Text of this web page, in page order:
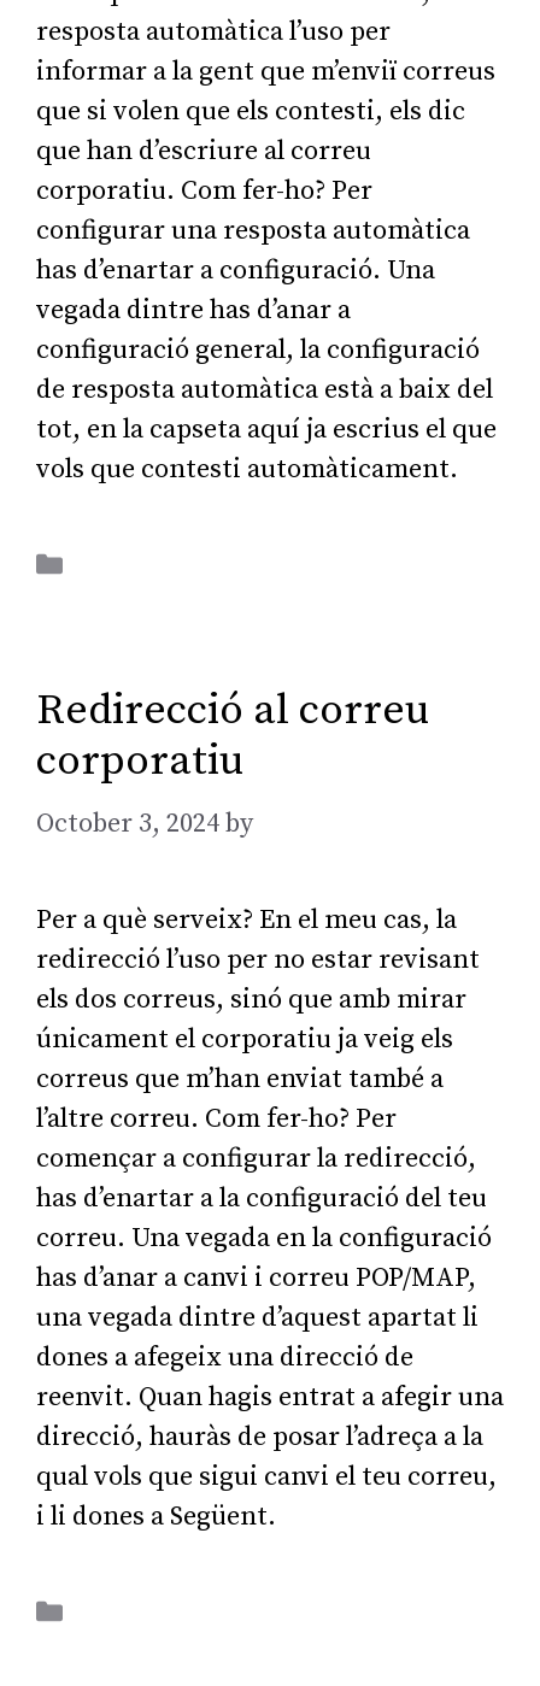
resposta automàtica l’uso per
informar a la gent que m’enviï correus
que si volen que els contesti, els dic
que han d’escriure al correu
corporatiu. Com fer-ho? Per
configurar una resposta automàtica
has d’enartar a configuració. Una
vegada dintre has d’anar a
configuració general, la configuració
de resposta automàtica està a baix del
tot, en la capseta aquí ja escrius el que
vols que contesti automàticament.
Redirecció al correu
corporatiu
October 3, 2024by
Per a què serveix? En el meu cas, la
redirecció l’uso per no estar revisant
els dos correus, sinó que amb mirar
únicament el corporatiu ja veig els
correus que m’han enviat també a
l’altre correu. Com fer-ho? Per
començar a configurar la redirecció,
has d’enartar a la configuració del teu
correu. Una vegada en la configuració
has d’anar a canvi i correu POP/MAP,
una vegada dintre d’aquest apartat li
dones a afegeix una direcció de
reenvit. Quan hagis entrat a afegir una
direcció, hauràs de posar l’adreça a la
qual vols que sigui canvi el teu correu,
i li dones a Següent.